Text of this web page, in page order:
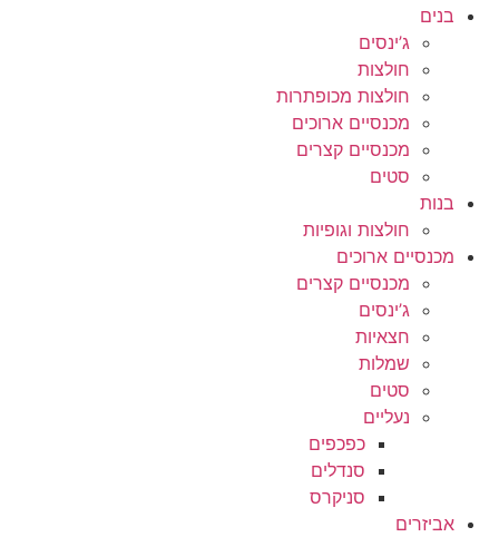
בנים
ג’ינסים
חולצות
חולצות מכופתרות
מכנסיים ארוכים
מכנסיים קצרים
סטים
בנות
חולצות וגופיות
מכנסיים ארוכים
מכנסיים קצרים
ג’ינסים
חצאיות
שמלות
סטים
נעליים
כפכפים
סנדלים
סניקרס
אביזרים